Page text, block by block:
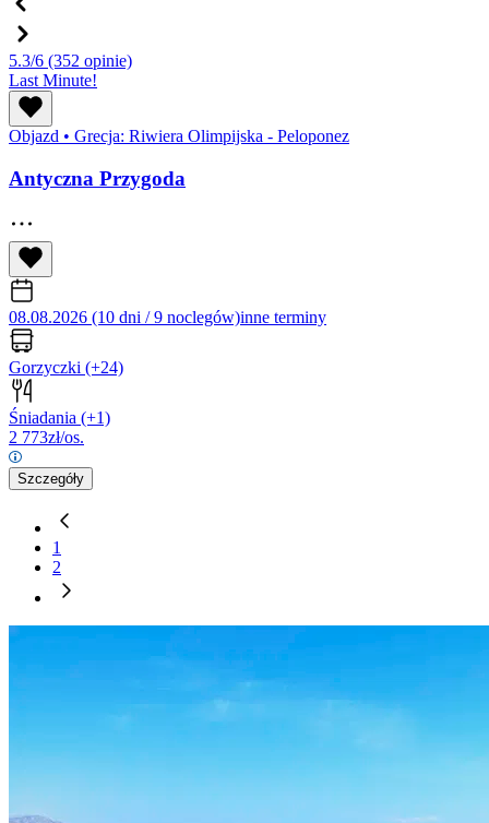
5.3/6 (352 opinie)
Last Minute!
Objazd • Grecja: Riwiera Olimpijska - Peloponez
Antyczna Przygoda
08.08.2026 (10 dni / 9 noclegów)inne terminy
Gorzyczki (+24)
Śniadania (+1)
2 773zł/os.
Szczegóły
1
2